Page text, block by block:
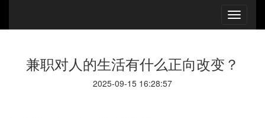
兼职对人的生活有什么正向改变？
2025-09-15 16:28:57